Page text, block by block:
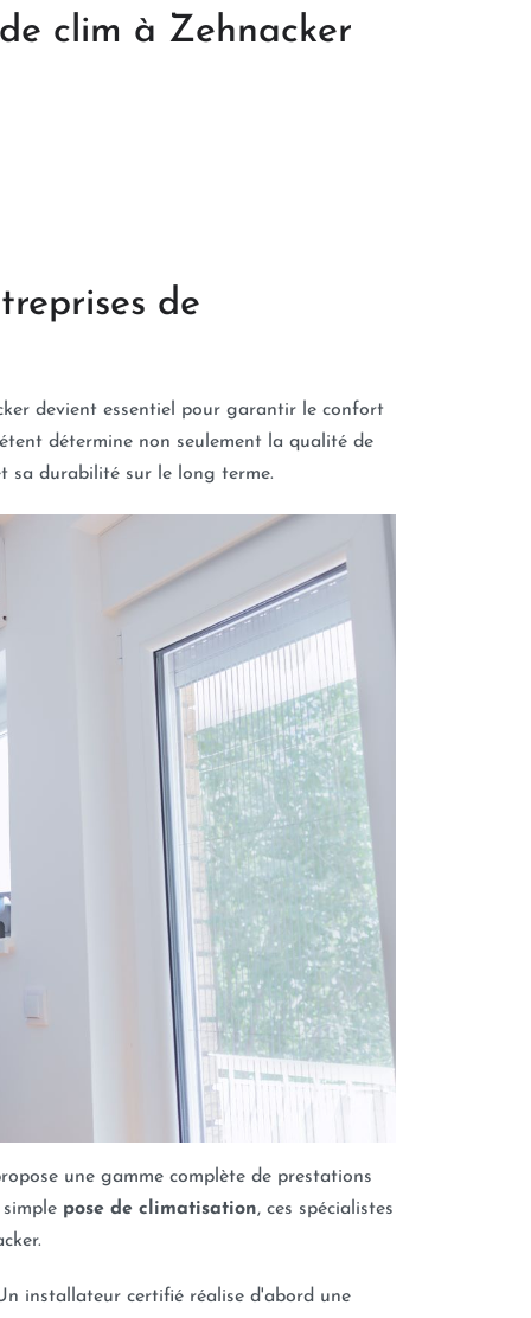
clim à Zehnacker
de
devient essentiel pour garantir le confort
détermine non seulement la qualité de
sa durabilité sur le long terme.
une gamme complète de prestations
pose de climatisation, ces spécialistes
installateur certifié réalise d'abord une